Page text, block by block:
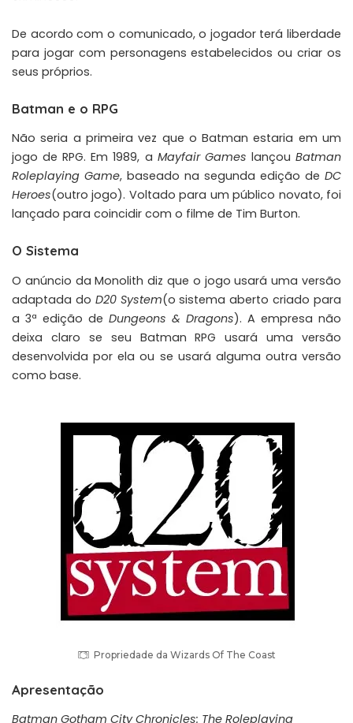
De acordo com o comunicado, o jogador terá liberdade
para jogar com personagens estabelecidos ou criar os
seus próprios.
Batman e o RPG
Não seria a primeira vez que o Batman estaria em um
jogo de RPG. Em 1989, a Mayfair Games lançouBatman
Roleplaying Game, baseado na segunda edição de DC
Heroes(outro jogo). Voltado para um público novato, foi
lançado para coincidir com o filme de Tim Burton.
O Sistema
O anúncio da Monolith diz que o jogo usará uma versão
adaptada do D20 System(o sistema aberto criado para
a 3ª edição de Dungeons & Dragons). A empresa não
deixa claro se seu Batman RPG usará uma versão
desenvolvida por ela ou se usará alguma outra versão
como base.
Propriedade da Wizards Of The Coast
Apresentação
Batman Gotham City Chronicles: The Roleplaying